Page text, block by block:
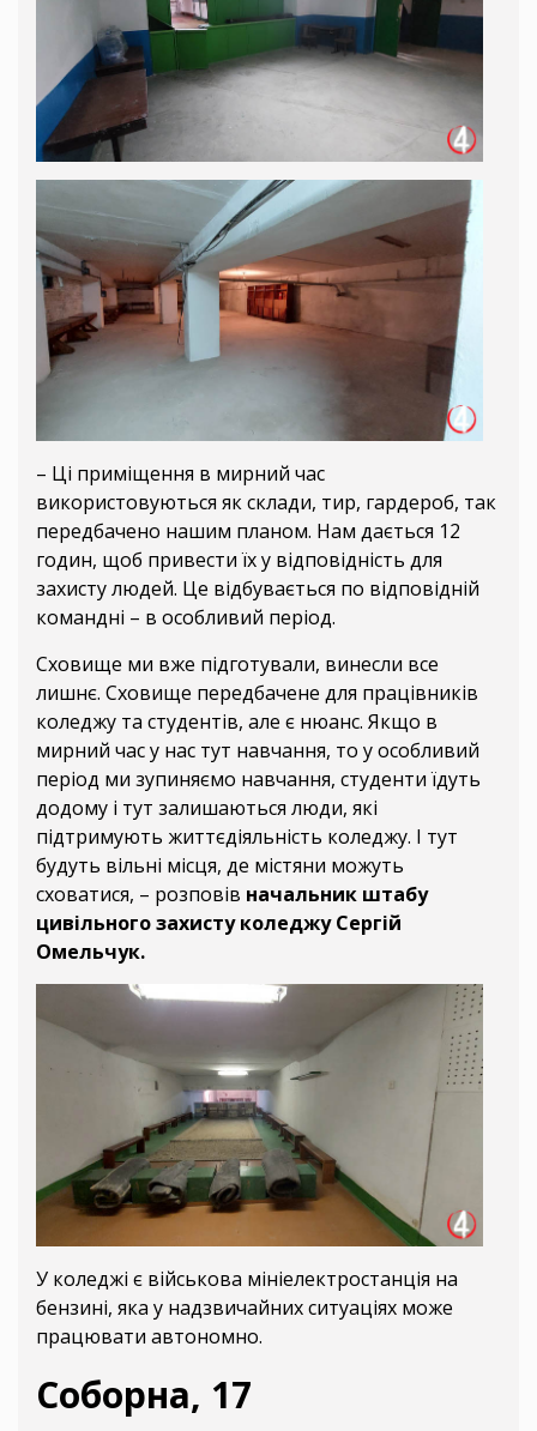
– Ці приміщення в мирний час
використовуються як склади, тир, гардероб, так
передбачено нашим планом. Нам дається 12
годин, щоб привести їх у відповідність для
захисту людей. Це відбувається по відповідній
командні – в особливий період.
Сховище ми вже підготували, винесли все
лишнє. Сховище передбачене для працівників
коледжу та студентів, але є нюанс. Якщо в
мирний час у нас тут навчання, то у особливий
період ми зупиняємо навчання, студенти їдуть
додому і тут залишаються люди, які
підтримують життєдіяльність коледжу. І тут
будуть вільні місця, де містяни можуть
сховатися, – розповів начальник штабу
цивільного захисту коледжу Сергій
Омельчук.
У коледжі є військова мініелектростанція на
бензині, яка у надзвичайних ситуаціях може
працювати автономно.
Соборна, 17